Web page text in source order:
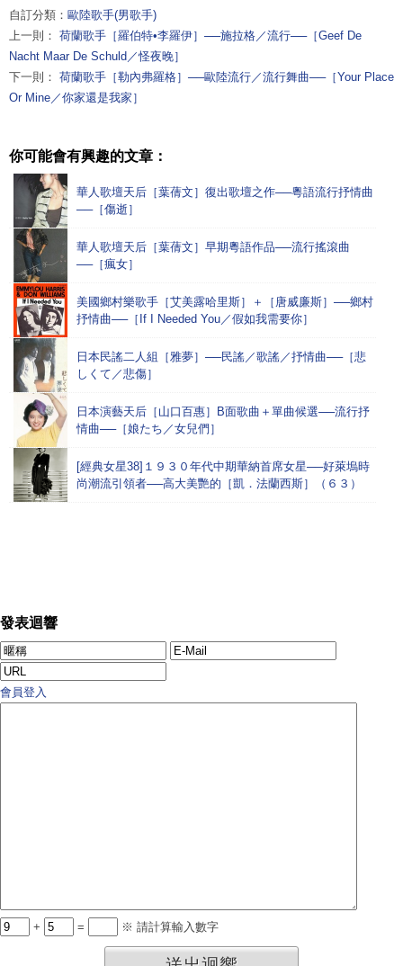
自訂分類： 歐陸歌手(男歌手)
上一則： 荷蘭歌手［羅伯特•李羅伊］──施拉格／流行──［Geef De
Nacht Maar De Schuld／怪夜晚］
下一則： 荷蘭歌手［勒內弗羅格］──歐陸流行／流行舞曲──［Your Place
Or Mine／你家還是我家］
你可能會有興趣的文章：
華人歌壇天后［葉蒨文］復出歌壇之作──粵語流行抒情曲
──［傷逝］
華人歌壇天后［葉蒨文］早期粵語作品──流行搖滾曲
──［瘋女］
美國鄉村樂歌手［艾美露哈里斯］＋［唐威廉斯］──鄉村
抒情曲──［If I Needed You／假如我需要你］
日本民謠二人組［雅夢］──民謠／歌謠／抒情曲──［悲
しくて／悲傷］
日本演藝天后［山口百惠］B面歌曲＋單曲候選──流行抒
情曲──［娘たち／女兒們］
[經典女星38]１９３０年代中期華納首席女星──好萊塢時
尚潮流引領者──高大美艷的［凱．法蘭西斯］（６３）
發表迴響
會員登入
+ = ※ 請計算輸入數字